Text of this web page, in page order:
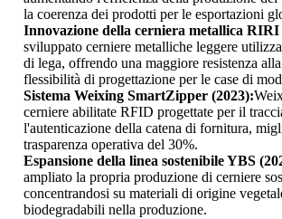
la coerenza dei prodotti per le esportazioni
Innovazione della cerniera metallica RIRI
sviluppato cerniere metalliche leggere
di lega, offrendo una maggiore resistenza
flessibilità di progettazione per le case di
Sistema Weixing SmartZipper (2023):
cerniere abilitate RFID progettate per il
l'autenticazione della catena di fornitura,
trasparenza operativa del 30%.
Espansione della linea sostenibile YBS
ampliato la propria produzione di cerniere
concentrandosi su materiali di origine
biodegradabili nella produzione.